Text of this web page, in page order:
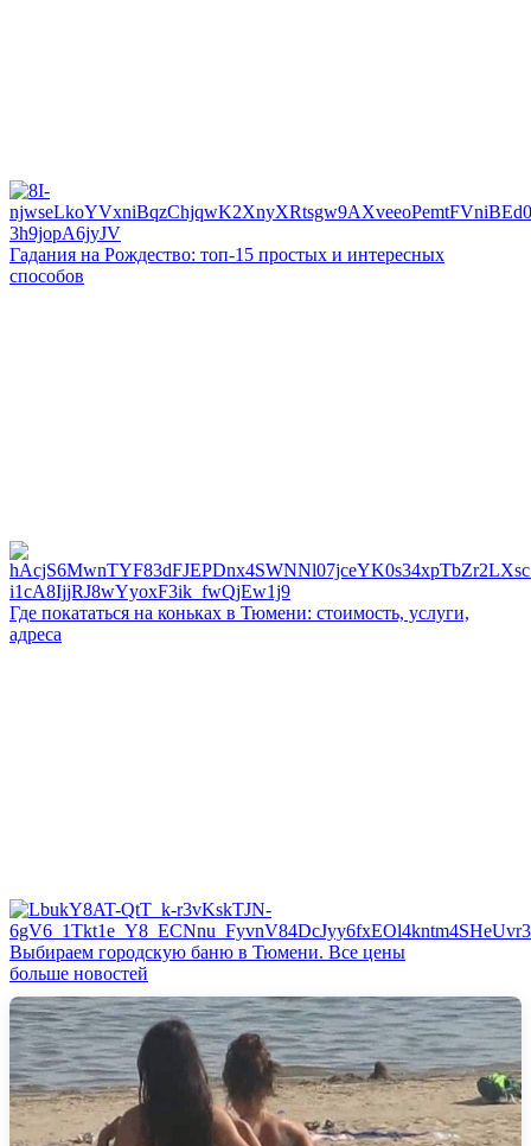
Гадания на Рождество: топ-15 простых и интересных
способов
Где покататься на коньках в Тюмени: стоимость, услуги,
адреса
Выбираем городскую баню в Тюмени. Все цены
больше новостей